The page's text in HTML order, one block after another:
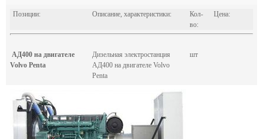
Позиции: Описание, характеристики:
Кол-
во:
Цена:
АД400 на двигателе
Volvo Penta
Дизельная электростанция
АД400 на двигателе Volvo
Penta
шт